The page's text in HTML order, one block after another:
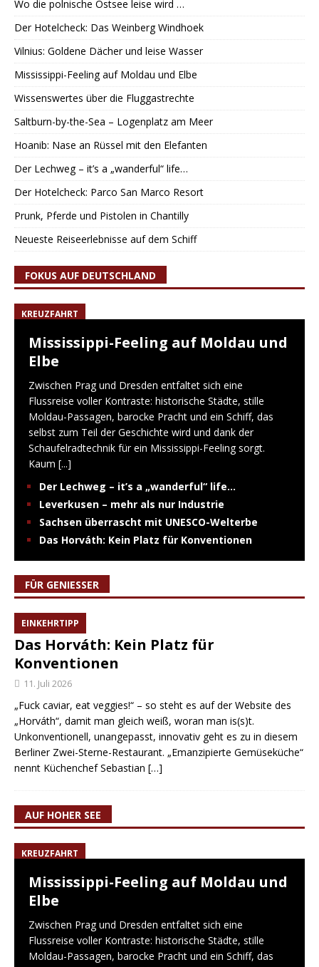
Wo die polnische Ostsee leise wird …
Der Hotelcheck: Das Weinberg Windhoek
Vilnius: Goldene Dächer und leise Wasser
Mississippi-Feeling auf Moldau und Elbe
Wissenswertes über die Fluggastrechte
Saltburn-by-the-Sea – Logenplatz am Meer
Hoanib: Nase an Rüssel mit den Elefanten
Der Lechweg – it’s a „wanderful“ life…
Der Hotelcheck: Parco San Marco Resort
Prunk, Pferde und Pistolen in Chantilly
Neueste Reiseerlebnisse auf dem Schiff
FOKUS AUF DEUTSCHLAND
KREUZFAHRT
Mississippi-Feeling auf Moldau und
Elbe
Zwischen Prag und Dresden entfaltet sich eine
Flussreise voller Kontraste: historische Städte, stille
Moldau-Passagen, barocke Pracht und ein Schiff, das
selbst zum Teil der Geschichte wird und dank der
Schaufelradtechnik für ein Mississippi-Feeling sorgt.
Kaum [...]
Der Lechweg – it’s a „wanderful“ life…
Leverkusen – mehr als nur Industrie
Sachsen überrascht mit UNESCO-Welterbe
Das Horváth: Kein Platz für Konventionen
FÜR GENIESSER
EINKEHRTIPP
Das Horváth: Kein Platz für
Konventionen
11. Juli 2026
„Fuck caviar, eat veggies!“ – so steht es auf der Website des
„Horváth“, damit man gleich weiß, woran man is(s)t.
Unkonventionell, unangepasst, innovativ geht es zu in diesem
Berliner Zwei-Sterne-Restaurant. „Emanzipierte Gemüseküche“
nennt Küchenchef Sebastian […]
AUF HOHER SEE
KREUZFAHRT
Mississippi-Feeling auf Moldau und
Elbe
Zwischen Prag und Dresden entfaltet sich eine
Flussreise voller Kontraste: historische Städte, stille
Moldau-Passagen, barocke Pracht und ein Schiff, das